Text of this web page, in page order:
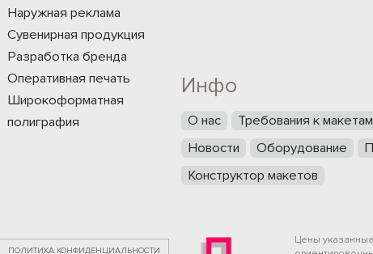
Наружная реклама
Сувенирная продукция
Разработка бренда
Оперативная печать
Широкоформатная
полиграфия
Инфо
О нас Требования к макетам
Новости
Оборудование
Конструктор макетов
ПОЛИТИКА КОНФИДЕНЦИАЛЬНОСТИ
Цены